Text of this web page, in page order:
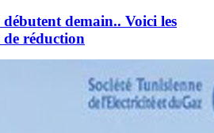
débutent demain.. Voici les
de réduction